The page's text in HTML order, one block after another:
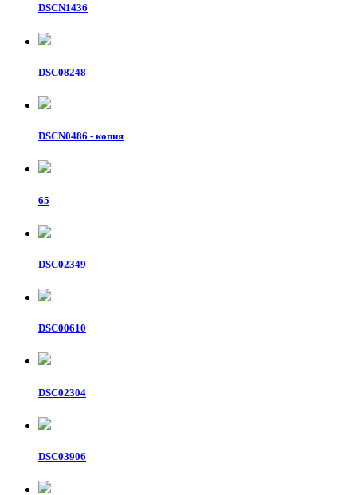
DSCN1436
DSC08248
DSCN0486 - копия
65
DSC02349
DSC00610
DSC02304
DSC03906